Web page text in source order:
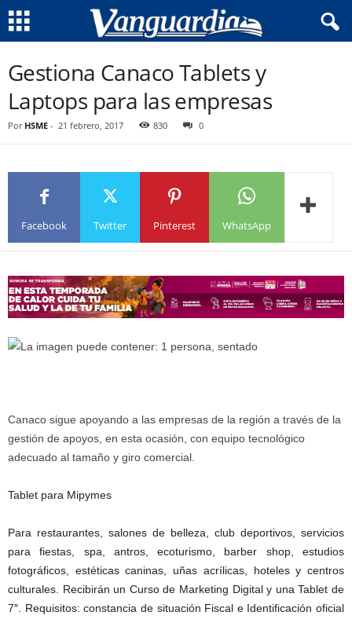
Gestiona Canaco Tablets y
Laptops para las empresas
Por HSME - 21 febrero, 2017 830 0
Facebook Twitter Pinterest WhatsApp
Canaco sigue apoyando a las empresas de la región a través de la
gestión de apoyos, en esta ocasión, con equipo tecnológico
adecuado al tamaño y giro comercial.
Tablet para Mipymes
Para restaurantes, salones de belleza, club deportivos, servicios
para fiestas, spa, antros, ecoturismo, barber shop, estudios
fotográficos, estéticas caninas, uñas acrílicas, hoteles y centros
culturales. Recibirán un Curso de Marketing Digital y una Tablet de
7″. Requisitos: constancia de situación Fiscal e Identificación oficial